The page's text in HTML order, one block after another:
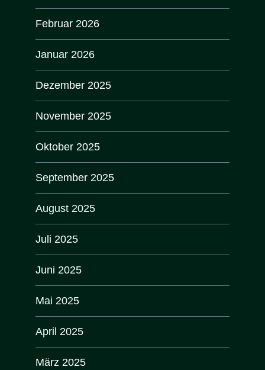
Februar 2026
Januar 2026
Dezember 2025
November 2025
Oktober 2025
September 2025
August 2025
Juli 2025
Juni 2025
Mai 2025
April 2025
März 2025